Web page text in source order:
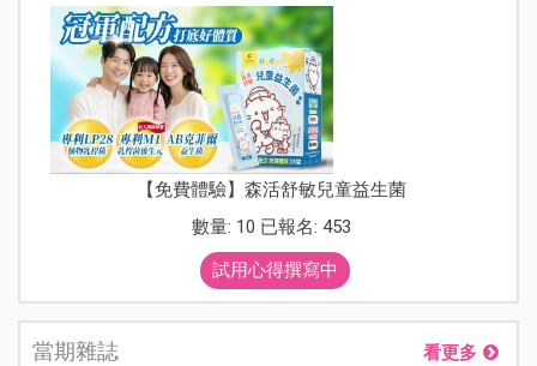
【免費體驗】森活舒敏兒童益生菌
數量: 10 已報名: 453
試用心得撰寫中
當期雜誌 看更多